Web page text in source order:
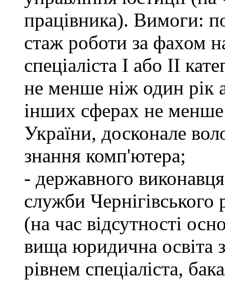
працівника). Вимоги:
стаж роботи за фахом
спеціаліста І або ІІ
не менше ніж один рік
інших сферах не
України, досконале
знання комп'ютера;
- державного
служби Чернігівського
(на час відсутності
вища юридична освіта
рівнем спеціаліста,